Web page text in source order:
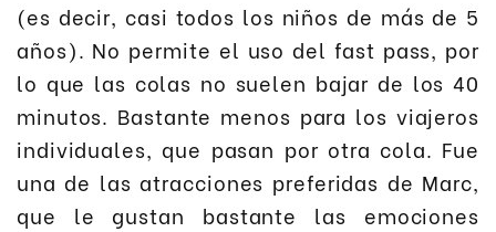
(es decir, casi todos los niños de más de 5
años). No permite el uso del fast pass, por
lo que las colas no suelen bajar de los 40
minutos. Bastante menos para los viajeros
individuales, que pasan por otra cola. Fue
una de las atracciones preferidas de Marc,
que le gustan bastante las emociones